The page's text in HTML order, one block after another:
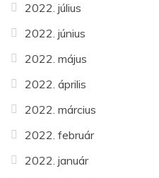
2022. július
2022. június
2022. május
2022. április
2022. március
2022. február
2022. január